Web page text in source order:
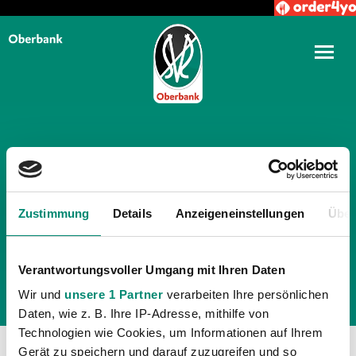
Zustimmung Details Anzeigeneinstellungen
Verantwortungsvoller Umgang mit Ihren Daten
Wir und unsere 1 Partner verarbeiten Ihre persönlichen
Daten, wie z. B. Ihre IP-Adresse, mithilfe von
Technologien wie Cookies, um Informationen auf Ihrem
Gerät zu speichern und darauf zuzugreifen und so
TÄGLICHE ARCHIVE: 3.
MÄRZ 2023